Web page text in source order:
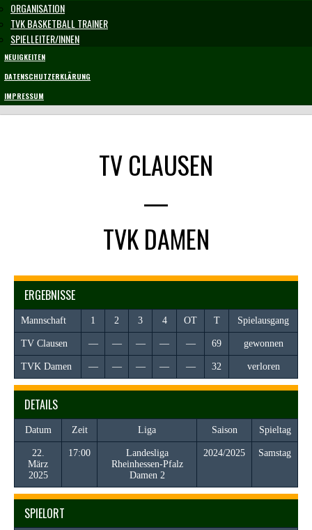
ORGANISATION
TVK BASKETBALL TRAINER
SPIELLEITER/INNEN
NEUIGKEITEN
DATENSCHUTZERKLÄRUNG
IMPRESSUM
TV CLAUSEN
—
TVK DAMEN
ERGEBNISSE
Mannschaft 1 2 3 4 OT T Spielausgang
TV Clausen — — — — — 69 gewonnen
TVK Damen — — — — — 32 verloren
DETAILS
Datum Zeit Liga Saison Spieltag
22.
März
2025
17:00
Landesliga
Rheinhessen-Pfalz
Damen 2
2024/2025 Samstag
SPIELORT